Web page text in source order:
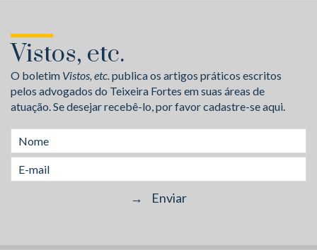
Vistos, etc.
O boletim Vistos, etc.publica os artigos práticos escritos
pelos advogados do Teixeira Fortes em suas áreas de
atuação. Se desejar recebê-lo, por favor cadastre-se aqui.